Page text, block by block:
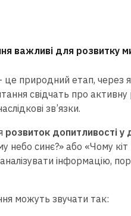
важливі для розвитку
це природний етап,
свідчать про
зв’язки.
розвиток допитливості у
небо синє?» або «Чому
інформацію,
можуть звучати так: